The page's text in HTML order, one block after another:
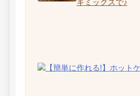
キミックスで♪